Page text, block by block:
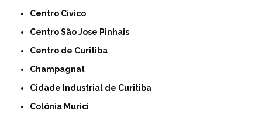
Centro Cívico
Centro São Jose Pinhais
Centro de Curitiba
Champagnat
Cidade Industrial de Curitiba
Colônia Murici